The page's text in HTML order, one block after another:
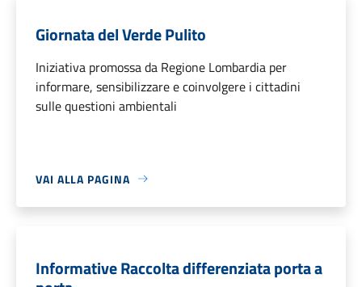
Giornata del Verde Pulito
Iniziativa promossa da Regione Lombardia per
informare, sensibilizzare e coinvolgere i cittadini
sulle questioni ambientali
VAI ALLA PAGINA
Informative Raccolta differenziata porta a